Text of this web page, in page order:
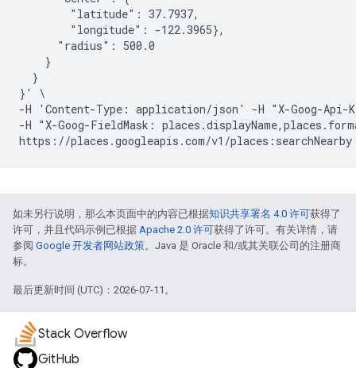
        "latitude": 37.7937,
        "longitude": -122.3965},
      "radius": 500.0
    }
  }
}' \
-H 'Content-Type: application/json' -H "X-Goog-Api-
-H "X-Goog-FieldMask:
如未另行说明，那么本页面中的内容已根据知识共享署名 4.0 许可获得了
许可，并且代码示例已根据 Apache 2.0 许可获得了许可。有关详情，请
参阅 Google 开发者网站政策。Java 是 Oracle 和/或其关联公司的注册商
标。
最后更新时间 (UTC)：2026-07-11。
Stack Overflow
GitHub